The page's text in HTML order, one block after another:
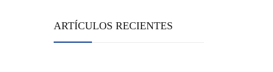
ARTÍCULOS RECIENTES